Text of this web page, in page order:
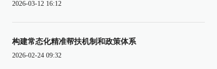
2026-03-12 16:12
构建常态化精准帮扶机制和政策体系
2026-02-24 09:32